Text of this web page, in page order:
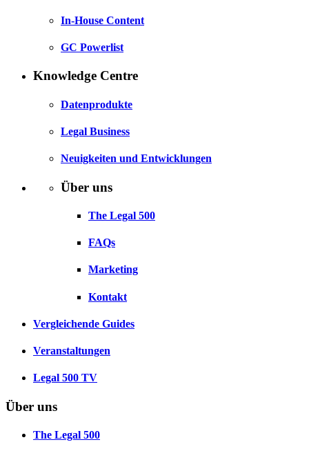
In-House Content
GC Powerlist
Knowledge Centre
Datenprodukte
Legal Business
Neuigkeiten und Entwicklungen
Über uns
The Legal 500
FAQs
Marketing
Kontakt
Vergleichende Guides
Veranstaltungen
Legal 500 TV
Über uns
The Legal 500